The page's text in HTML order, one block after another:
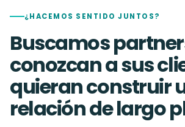
¿HACEMOS SENTIDO JUNTOS?
Buscamos
conozcan a sus
quieran construir
relación de largo